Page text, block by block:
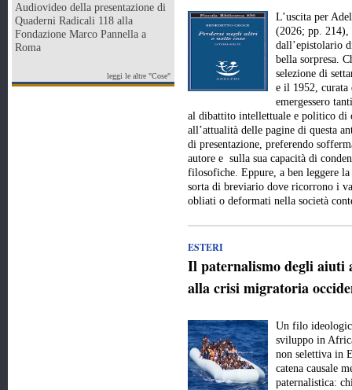
Audiovideo della presentazione di
Quaderni Radicali 118 alla
Fondazione Marco Pannella a
Roma
leggi le altre "Cose"
L’uscita per
(2026; pp. 214),
dall’epistolario
bella sorpresa.
selezione di
e il 1952, curata
emergessero
al dibattito intellettuale e politico di
all’attualità delle pagine di questa
di presentazione, preferendo
autore e sulla sua capacità di
filosofiche. Eppure, a ben leggere la
sorta di breviario dove ricorrono i
obliati o deformati nella società
ESTERI
Il paternalismo degli aiuti
alla crisi migratoria
Un filo
sviluppo in
non selettiva in
catena causale
paternalistica: